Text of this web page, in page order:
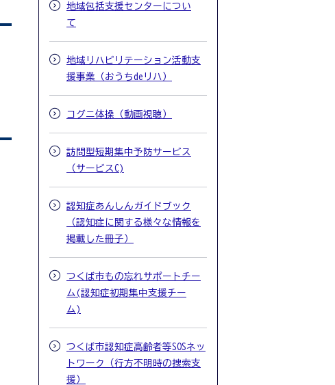
地域包括支援センターについ
て
地域リハビリテーション活動支
援事業（おうちdeリハ）
コグニ体操（動画視聴）
訪問型短期集中予防サービス
（サービスC)
認知症あんしんガイドブック
（認知症に関する様々な情報を
掲載した冊子）
つくば市もの忘れサポートチー
ム(認知症初期集中支援チー
ム)
つくば市認知症高齢者等SOSネッ
トワーク（行方不明時の捜索支
援）